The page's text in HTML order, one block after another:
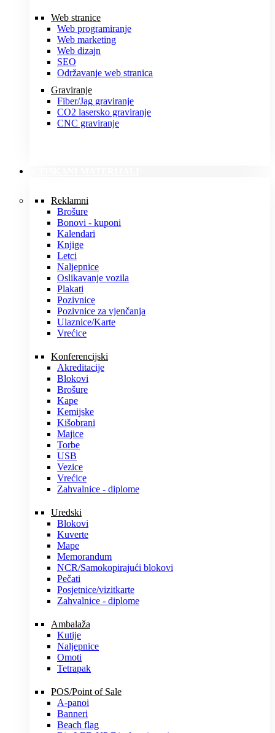
Web stranice
Web programiranje
Web marketing
Web dizajn
SEO
Održavanje web stranica
Graviranje
Fiber/Jag graviranje
CO2 lasersko graviranje
CNC graviranje
Reklamni
Brošure
Bonovi - kuponi
Kalendari
Knjige
Letci
Naljepnice
Oslikavanje vozila
Plakati
Pozivnice
Pozivnice za vjenčanja
Ulaznice/Karte
Vrećice
Konferencijski
Akreditacije
Blokovi
Brošure
Kape
Kemijske
Kišobrani
Majice
Torbe
USB
Vezice
Vrećice
Zahvalnice - diplome
Uredski
Blokovi
Kuverte
Mape
Memorandum
NCR/Samokopirajući blokovi
Pečati
Posjetnice/vizitkarte
Zahvalnice - diplome
Ambalaža
Kutije
Naljepnice
Omoti
Tetrapak
POS/Point of Sale
A-panoi
Banneri
Beach flag